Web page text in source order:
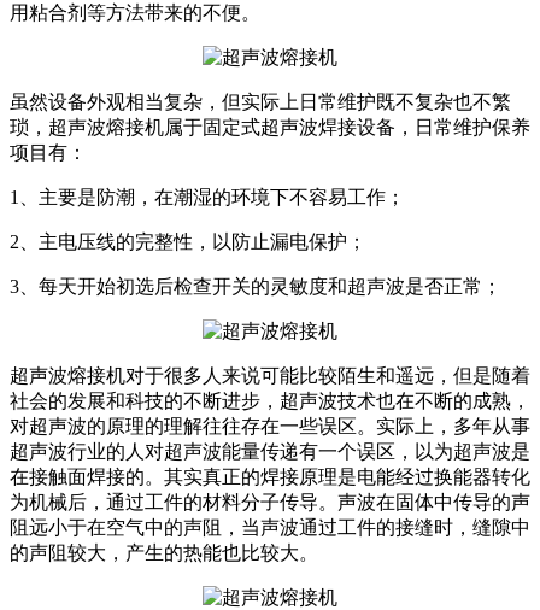
用粘合剂等方法带来的不便。
虽然设备外观相当复杂，但实际上日常维护既不复杂也不繁
琐，超声波熔接机属于固定式超声波焊接设备，日常维护保养
项目有：
1、主要是防潮，在潮湿的环境下不容易工作；
2、主电压线的完整性，以防止漏电保护；
3、每天开始初选后检查开关的灵敏度和超声波是否正常；
超声波熔接机对于很多人来说可能比较陌生和遥远，但是随着
社会的发展和科技的不断进步，超声波技术也在不断的成熟，
对超声波的原理的理解往往存在一些误区。实际上，多年从事
超声波行业的人对超声波能量传递有一个误区，以为超声波是
在接触面焊接的。其实真正的焊接原理是电能经过换能器转化
为机械后，通过工件的材料分子传导。声波在固体中传导的声
阻远小于在空气中的声阻，当声波通过工件的接缝时，缝隙中
的声阻较大，产生的热能也比较大。